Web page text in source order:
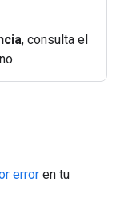
, consulta el
error en tu